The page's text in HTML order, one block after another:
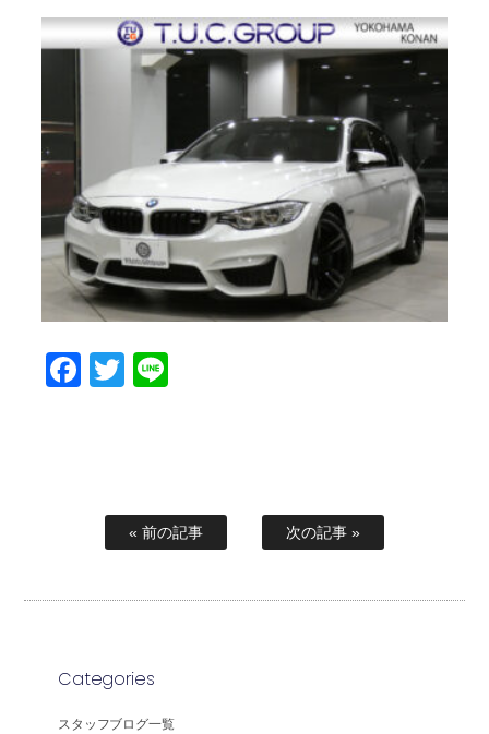
Facebook
Twitter
« 前の記事 次の記事 »
Categories
スタッフブログ一覧